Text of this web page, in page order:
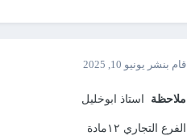
قام بنشر يونيو 10, 2025
ملاحظة استاذ ابوخليل
الفرع التجاري ١٢مادة